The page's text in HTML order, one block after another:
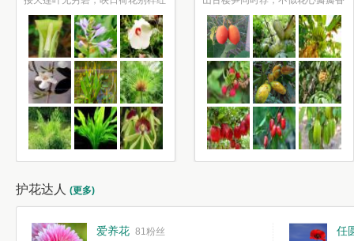
护花达人 (更多)
爱养花 81粉丝
任